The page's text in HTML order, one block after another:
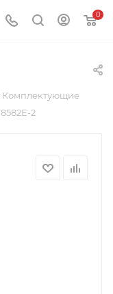
0
Комплектующие
2